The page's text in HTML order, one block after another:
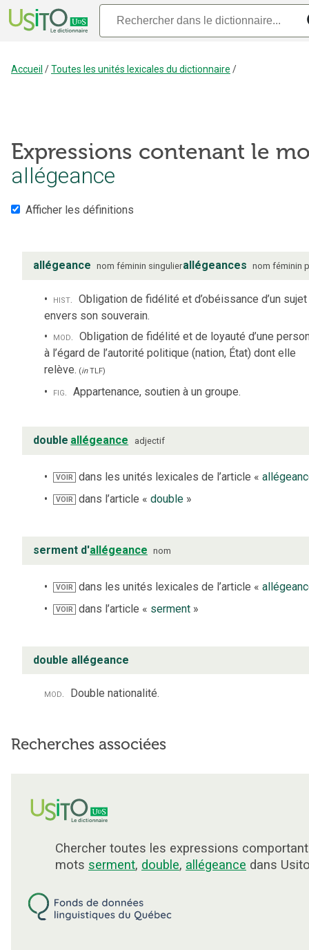
Accueil /Toutes les unités lexicales du dictionnaire /
Expressions contenant le
allégeance
Afficher les définitions
allégeance nom féminin singulierallégeances nom féminin
hist. Obligation de fidélité et d’obéissance d’un sujet
envers son souverain.
mod. Obligation de fidélité et de loyauté d’une
à l’égard de l’autorité politique (nation, État) dont elle
relève. (inTLF)
fig. Appartenance, soutien à un groupe.
double allégeance adjectif
VOIR dans les unités lexicales de l’article «
VOIR dans l’article «double »
serment d'allégeance nom
VOIR dans les unités lexicales de l’article «
VOIR dans l’article « serment »
double allégeance
mod. Double nationalité.
Recherches associées
Chercher toutes les expressions
mots serment, double, allégeance dans